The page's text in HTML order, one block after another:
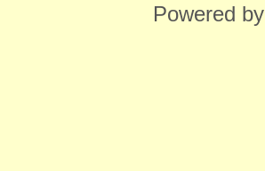
Powered by